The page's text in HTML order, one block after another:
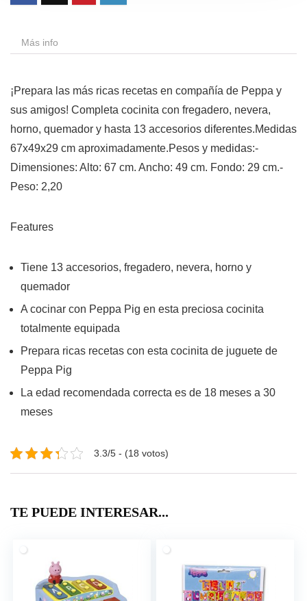
Más info
¡Prepara las más ricas recetas en compañía de Peppa y
sus amigos! Completa cocinita con fregadero, nevera,
horno, quemador y hasta 13 accesorios diferentes.Medidas
67x49x29 cm aproximadamente.Pesos y medidas:-
Dimensiones: Alto: 67 cm. Ancho: 49 cm. Fondo: 29 cm.-
Peso: 2,20
Features
Tiene 13 accesorios, fregadero, nevera, horno y
quemador
A cocinar con Peppa Pig en esta preciosa cocinita
totalmente equipada
Prepara ricas recetas con esta cocinita de juguete de
Peppa Pig
La edad recomendada correcta es de 18 meses a 30
meses
3.3/5 - (18 votos)
TE PUEDE INTERESAR...